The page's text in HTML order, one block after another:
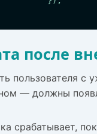
после
пользователя с
— должны
срабатывает,